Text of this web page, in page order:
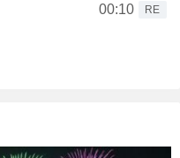
00:10
RE